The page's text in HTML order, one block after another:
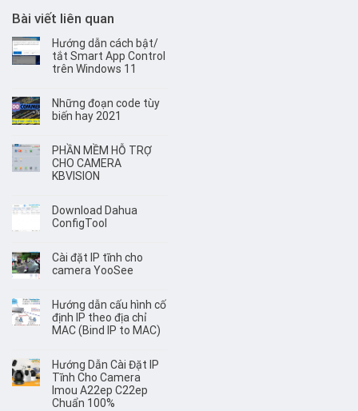
Bài viết liên quan
Hướng dẫn cách bật/
tắt Smart App Control
trên Windows 11
Những đoạn code tùy
biến hay 2021
PHẦN MỀM HỖ TRỢ
CHO CAMERA
KBVISION
Download Dahua
ConfigTool
Cài đặt IP tĩnh cho
camera YooSee
Hướng dẫn cấu hình cố
định IP theo địa chỉ
MAC (Bind IP to MAC)
Hướng Dẫn Cài Đặt IP
Tĩnh Cho Camera
Imou A22ep C22ep
Chuẩn 100%